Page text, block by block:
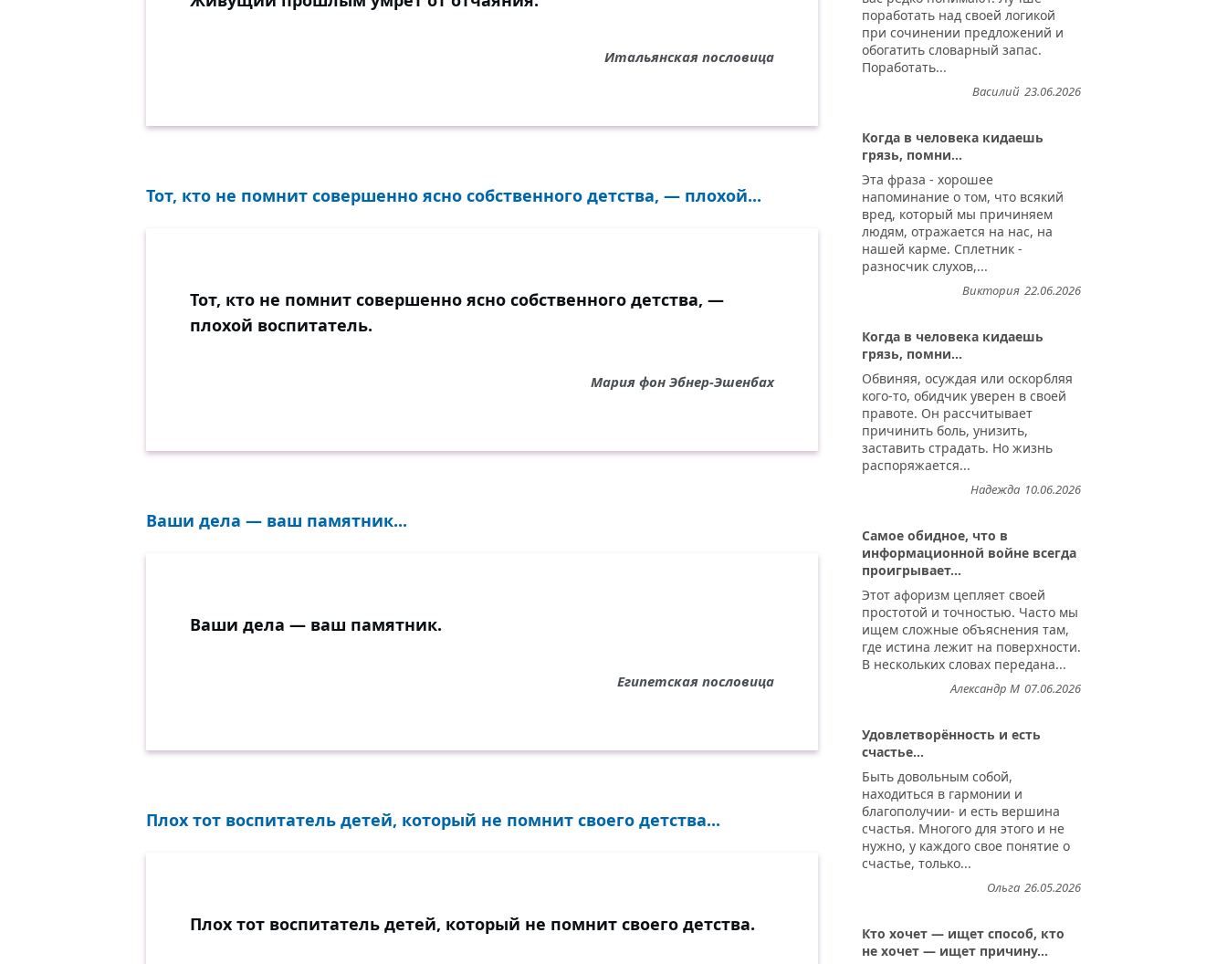
Итальянская пословица
Тот, кто не помнит совершенно ясно собственного детства, — плохой...
Тот, кто не помнит совершенно ясно собственного детства, —
плохой воспитатель.
Мария фон Эбнер-Эшенбах
Ваши дела — ваш памятник...
Ваши дела — ваш памятник.
Египетская пословица
Плох тот воспитатель детей, который не помнит своего детства...
Плох тот воспитатель детей, который не помнит своего детства.
поработать над своей логикой
при сочинении предложений и
обогатить словарный запас.
Поработать...
23.06.2026
Василий
Когда в человека кидаешь
грязь, помни...
Эта фраза - хорошее
напоминание о том, что всякий
вред, который мы причиняем
людям, отражается на нас, на
нашей карме. Сплетник -
разносчик слухов,...
22.06.2026
Виктория
Когда в человека кидаешь
грязь, помни...
Обвиняя, осуждая или оскорбляя
кого-то, обидчик уверен в своей
правоте. Он рассчитывает
причинить боль, унизить,
заставить страдать. Но жизнь
распоряжается...
10.06.2026
Надежда
Самое обидное, что в
информационной войне всегда
проигрывает...
Этот афоризм цепляет своей
простотой и точностью. Часто мы
ищем сложные объяснения там,
где истина лежит на поверхности.
В нескольких словах передана...
07.06.2026
Александр М
Удовлетворённость и есть
счастье...
Быть довольным собой,
находиться в гармонии и
благополучии- и есть вершина
счастья. Многого для этого и не
нужно, у каждого свое понятие о
счастье, только...
26.05.2026
Ольга
Кто хочет — ищет способ, кто
не хочет — ищет причину...